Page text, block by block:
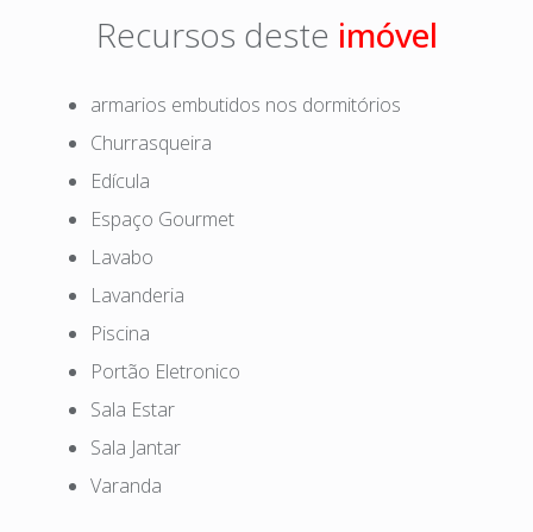
Recursos deste
armarios embutidos nos dormitórios
Churrasqueira
Edícula
Espaço Gourmet
Lavabo
Lavanderia
Piscina
Portão Eletronico
Sala Estar
Sala Jantar
Varanda